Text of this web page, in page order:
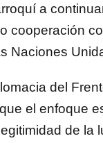
a
cooperación
Naciones
del
el enfoque
de la